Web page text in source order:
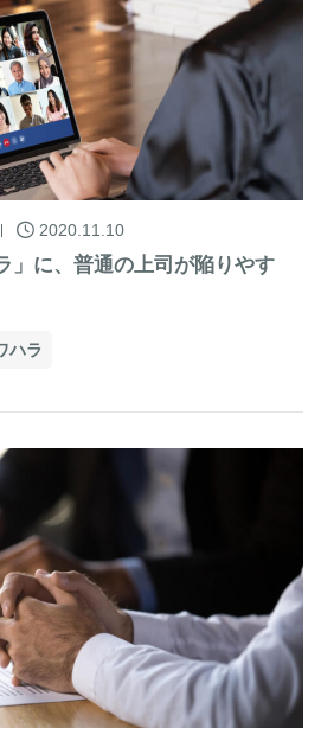
2020.11.10
」に、普通の上司が陥りやす
ハラ